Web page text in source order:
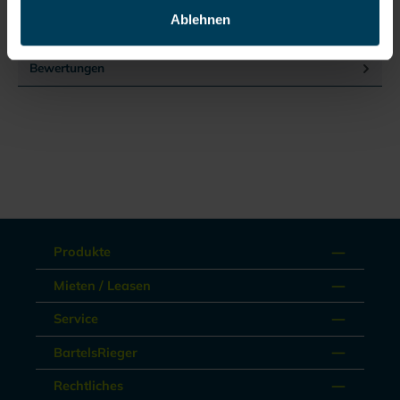
Ablehnen
angeschlossen – somit ist das Risiko der Verschleppung
Bewertungen
Produkte
Mieten / Leasen
Service
BartelsRieger
Rechtliches